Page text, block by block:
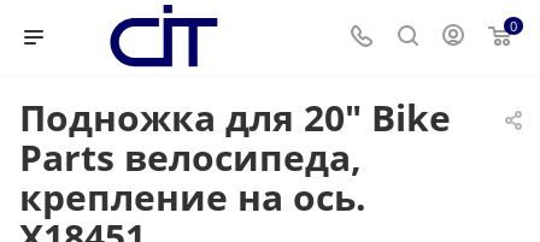
0
Подножка для 20" Bike
Parts велосипеда,
крепление на ось.